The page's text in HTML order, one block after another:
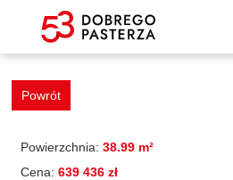
Wyszukiwarka mieszkań
Powrót
Powierzchnia: 38.99 m²
Cena: 639 436 zł